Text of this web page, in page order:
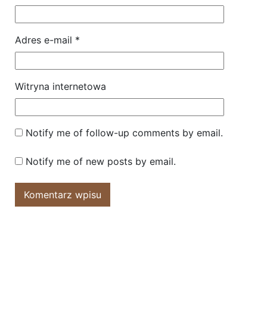
Adres e-mail *
Witryna internetowa
Notify me of follow-up comments by email.
Notify me of new posts by email.